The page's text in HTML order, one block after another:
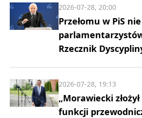
Przełomu w PiS
Rzecznik
2026-07-28, 20:00
„Morawiecki
funkcji
2026-07-28, 19:13